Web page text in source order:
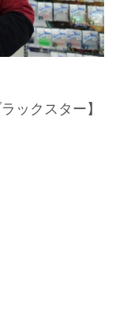
ックスター】